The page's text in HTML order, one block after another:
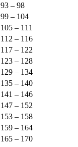
93 – 98
99 – 104
105 – 111
112 – 116
117 – 122
123 – 128
129 – 134
135 – 140
141 – 146
147 – 152
153 – 158
159 – 164
165 – 170